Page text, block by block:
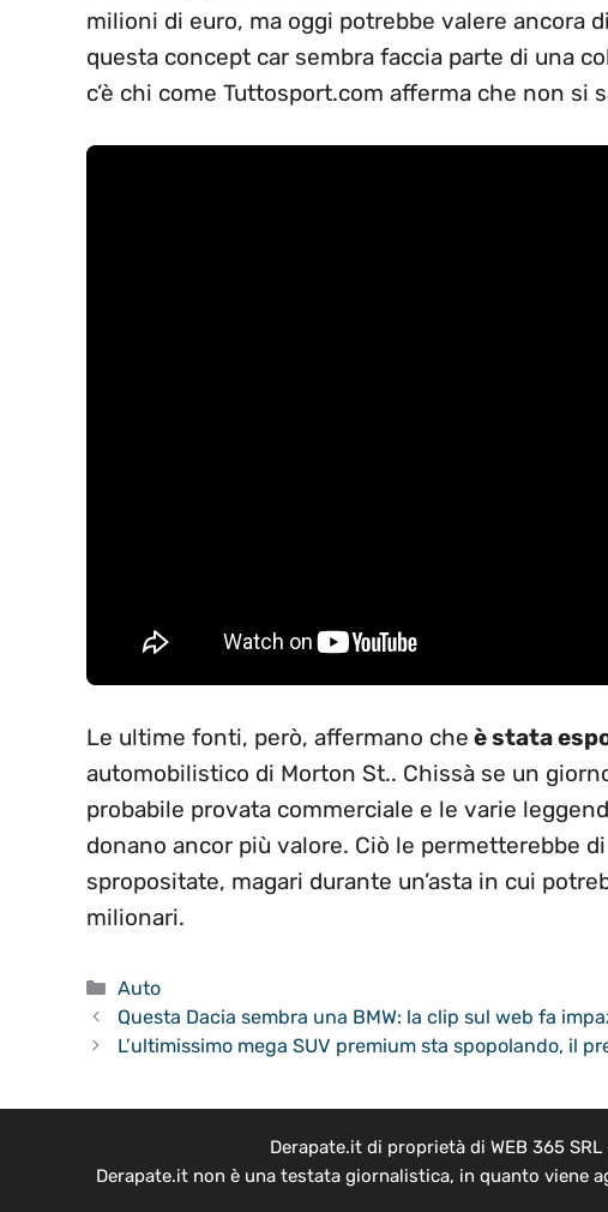
milioni di euro, ma oggi potrebbe valere ancora
questa concept car sembra faccia parte di una
c’è chi come Tuttosport.com afferma che non si
Le ultime fonti, però, affermano che è stata
automobilistico di Morton St.. Chissà se un
probabile provata commerciale e le varie
donano ancor più valore. Ciò le permetterebbe
spropositate, magari durante un’asta in cui
milionari.
Categorie
Auto
Questa Dacia sembra una BMW: la clip sul web fa
L’ultimissimo mega SUV premium sta spopolando, il
Derapate.it di proprietà di WEB 365
Derapate.it non è una testata giornalistica, in quanto viene